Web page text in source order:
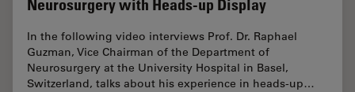
Neurosurgery with Heads-up Display
In the following video interviews Prof. Dr. Raphael
Guzman, Vice Chairman of the Department of
Neurosurgery at the University Hospital in Basel,
Switzerland, talks about his experience in heads-up…